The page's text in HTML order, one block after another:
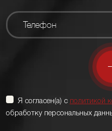
Я согласен(а) с политикой
обработку персональных